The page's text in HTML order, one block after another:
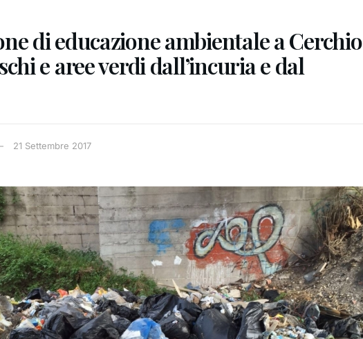
di educazione ambientale a Cerchio
e aree verdi dall’incuria e dal
21 Settembre 2017